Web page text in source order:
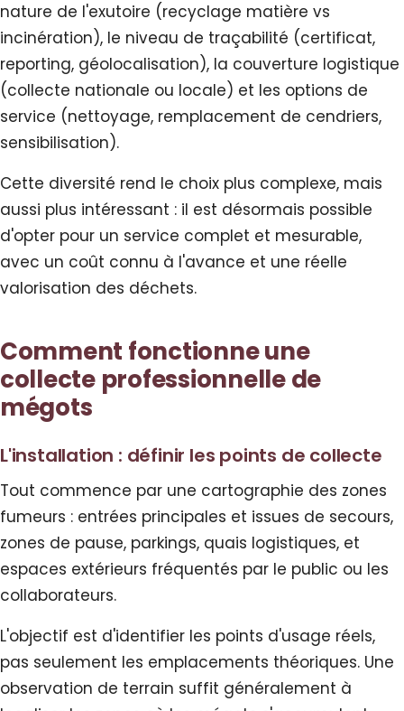
nature de l'exutoire (recyclage matière vs
incinération), le niveau de traçabilité (certificat,
reporting, géolocalisation), la couverture logistique
(collecte nationale ou locale) et les options de
service (nettoyage, remplacement de cendriers,
sensibilisation).
Cette diversité rend le choix plus complexe, mais
aussi plus intéressant : il est désormais possible
d'opter pour un service complet et mesurable,
avec un coût connu à l'avance et une réelle
valorisation des déchets.
Comment fonctionne une
collecte professionnelle de
mégots
L'installation : définir les points de collecte
Tout commence par une cartographie des zones
fumeurs : entrées principales et issues de secours,
zones de pause, parkings, quais logistiques, et
espaces extérieurs fréquentés par le public ou les
collaborateurs.
L'objectif est d'identifier les points d'usage réels,
pas seulement les emplacements théoriques. Une
observation de terrain suffit généralement à